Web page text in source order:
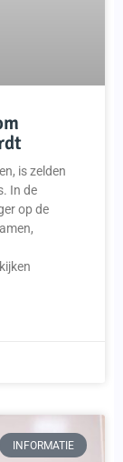
is zelden
In de
op de
INFORMATIE